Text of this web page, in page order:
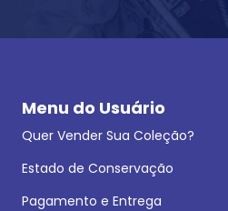
Menu do Usuário
Quer Vender Sua Coleção?
Estado de Conservação
Pagamento e Entrega